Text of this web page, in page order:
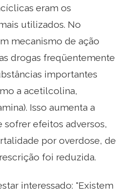
eram os
utilizados. No
mecanismo de ação
drogas freqüentemente
importantes
a acetilcolina,
Isso aumenta a
sofrer efeitos adversos,
por overdose, de
foi reduzida.
interessado: "Existem